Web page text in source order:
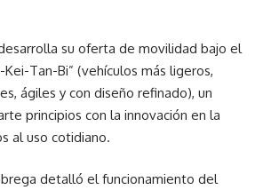
su oferta de movilidad bajo el
Tan-Bi” (vehículos más ligeros,
ágiles y con diseño refinado), un
principios con la innovación en la
al uso cotidiano.
detalló el funcionamiento del